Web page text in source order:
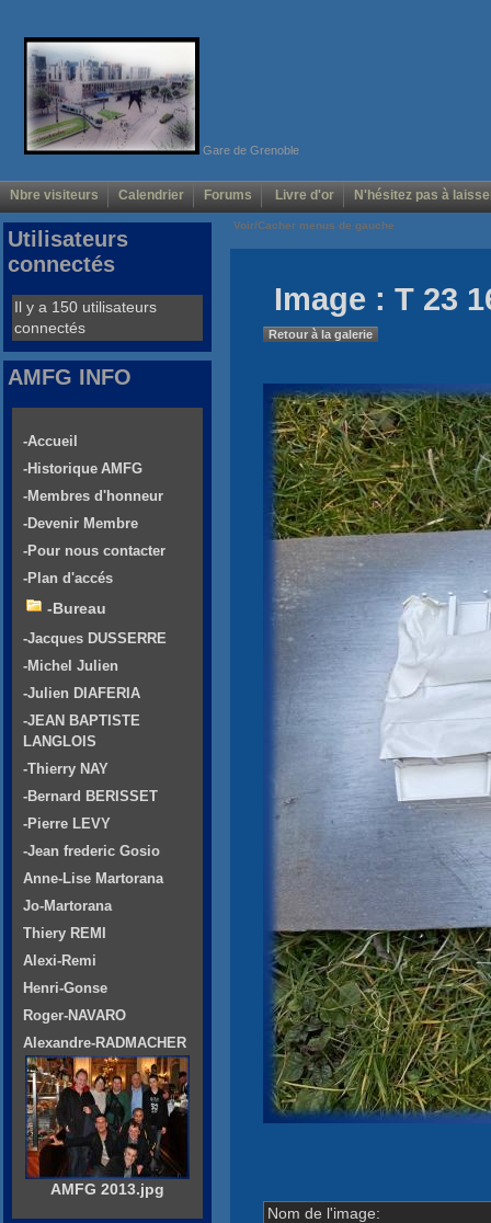
Gare de Grenoble
Nbre visiteurs Calendrier Forums Livre d'or N'hésitez pas à
Voir/Cacher menus de gauche
Image : T 23
Retour à la galerie
Nom de l'image:
Utilisateurs
connectés
Il y a 150 utilisateurs
connectés
AMFG INFO
-Accueil
-Historique AMFG
-Membres d'honneur
-Devenir Membre
-Pour nous contacter
-Plan d'accés
-Bureau
-Jacques DUSSERRE
-Michel Julien
-Julien DIAFERIA
-JEAN BAPTISTE
LANGLOIS
-Thierry NAY
-Bernard BERISSET
-Pierre LEVY
-Jean frederic Gosio
Anne-Lise Martorana
Jo-Martorana
Thiery REMI
Alexi-Remi
Henri-Gonse
Roger-NAVARO
Alexandre-RADMACHER
AMFG 2013.jpg